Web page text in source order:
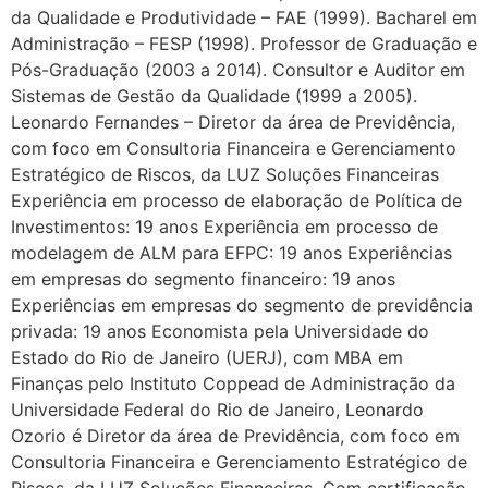
da Qualidade e Produtividade – FAE (1999). Bacharel em
Administração – FESP (1998). Professor de Graduação e
Pós-Graduação (2003 a 2014). Consultor e Auditor em
Sistemas de Gestão da Qualidade (1999 a 2005).
Leonardo Fernandes – Diretor da área de Previdência,
com foco em Consultoria Financeira e Gerenciamento
Estratégico de Riscos, da LUZ Soluções Financeiras
Experiência em processo de elaboração de Política de
Investimentos: 19 anos Experiência em processo de
modelagem de ALM para EFPC: 19 anos Experiências
em empresas do segmento financeiro: 19 anos
Experiências em empresas do segmento de previdência
privada: 19 anos Economista pela Universidade do
Estado do Rio de Janeiro (UERJ), com MBA em
Finanças pelo Instituto Coppead de Administração da
Universidade Federal do Rio de Janeiro, Leonardo
Ozorio é Diretor da área de Previdência, com foco em
Consultoria Financeira e Gerenciamento Estratégico de